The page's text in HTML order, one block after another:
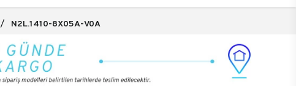
N2L.1410-8X05A-V0A